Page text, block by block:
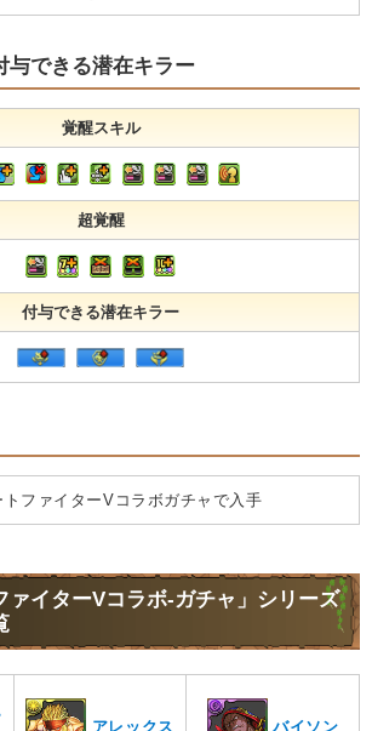
与できる潜在キラー
覚醒スキル
超覚醒
付与できる潜在キラー
トファイターVコラボガチャで入手
ァイターVコラボ-ガチャ」シリーズ
アレックス バイソン